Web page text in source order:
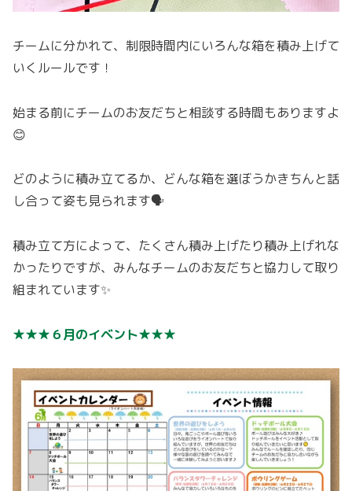
チームに分かれて、制限時間内にいろんな箱を積み上げて
いくルールです！
始まる前にチームのお友だちと相談する時間もありますよ
😊
どのように積み立てるか、どんな箱を選ぼうかきちんと話
し合って姿も見られます🗣️
積み立て方によって、たくさん積み上げたり積み上げれな
かったりですが、みんなチームのお友だちと協力して取り
組まれています✨
★★★６月のイベント★★★